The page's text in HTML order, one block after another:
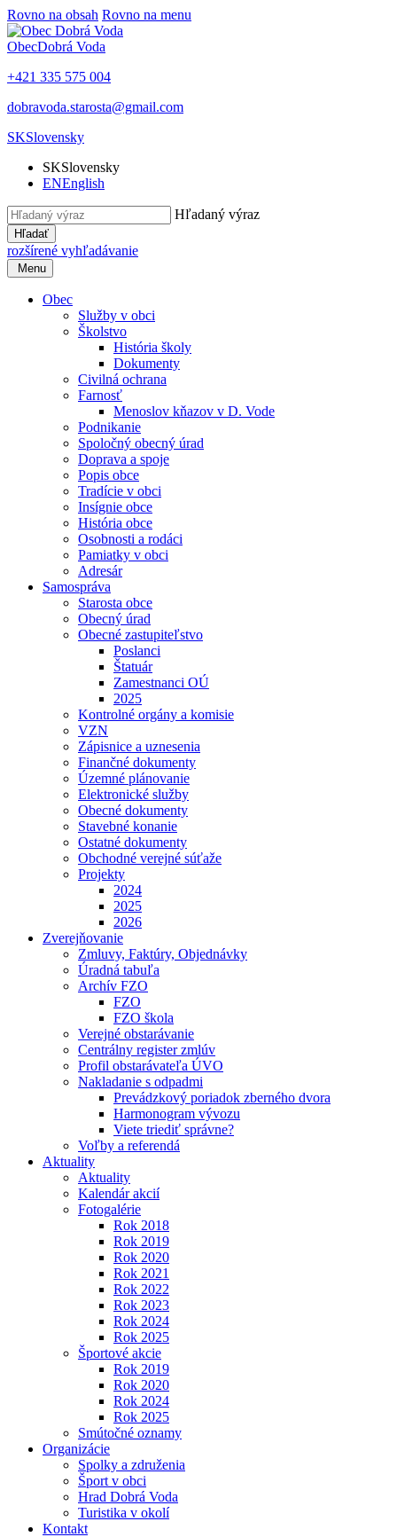
Rovno na obsah Rovno na menu
ObecDobrá Voda
+421 335 575 004
dobravoda.starosta@gmail.com
SKSlovensky
SKSlovensky
ENEnglish
Hľadaný výraz
Hľadať
rozšírené vyhľadávanie
Menu
Obec
Služby v obci
Školstvo
História školy
Dokumenty
Civilná ochrana
Farnosť
Menoslov kňazov v D. Vode
Podnikanie
Spoločný obecný úrad
Doprava a spoje
Popis obce
Tradície v obci
Insígnie obce
História obce
Osobnosti a rodáci
Pamiatky v obci
Adresár
Samospráva
Starosta obce
Obecný úrad
Obecné zastupiteľstvo
Poslanci
Štatuár
Zamestnanci OÚ
2025
Kontrolné orgány a komisie
VZN
Zápisnice a uznesenia
Finančné dokumenty
Územné plánovanie
Elektronické služby
Obecné dokumenty
Stavebné konanie
Ostatné dokumenty
Obchodné verejné súťaže
Projekty
2024
2025
2026
Zverejňovanie
Zmluvy, Faktúry, Objednávky
Úradná tabuľa
Archív FZO
FZO
FZO škola
Verejné obstarávanie
Centrálny register zmlúv
Profil obstarávateľa ÚVO
Nakladanie s odpadmi
Prevádzkový poriadok zberného dvora
Harmonogram vývozu
Viete triediť správne?
Voľby a referendá
Aktuality
Aktuality
Kalendár akcií
Fotogalérie
Rok 2018
Rok 2019
Rok 2020
Rok 2021
Rok 2022
Rok 2023
Rok 2024
Rok 2025
Športové akcie
Rok 2019
Rok 2020
Rok 2024
Rok 2025
Smútočné oznamy
Organizácie
Spolky a združenia
Šport v obci
Hrad Dobrá Voda
Turistika v okolí
Kontakt